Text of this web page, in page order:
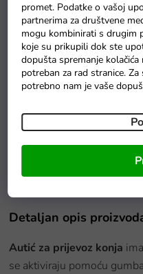
promet. Podatke o vašoj
partnerima za društvene
mogu kombinirati s drugim
koje su prikupili dok ste
dopušta spremanje
potreban za rad stranice.
potrebno nam je vaše
Detaljan opis
Autić za prijevoz konja
se aktiviraju pomoću